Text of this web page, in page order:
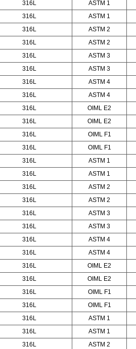
316L ASTM 1
316L ASTM 1
316L ASTM 2
316L ASTM 2
316L ASTM 3
316L ASTM 3
316L ASTM 4
316L ASTM 4
316L OIML E2
316L OIML E2
316L OIML F1
316L OIML F1
316L ASTM 1
316L ASTM 1
316L ASTM 2
316L ASTM 2
316L ASTM 3
316L ASTM 3
316L ASTM 4
316L ASTM 4
316L OIML E2
316L OIML E2
316L OIML F1
316L OIML F1
316L ASTM 1
316L ASTM 1
316L ASTM 2